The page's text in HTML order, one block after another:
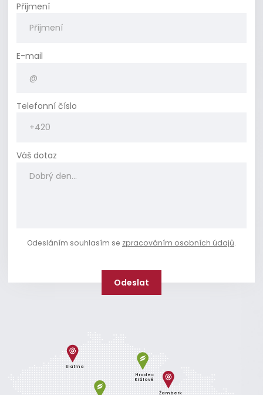
Příjmení
E-mail
Telefonní číslo
Váš dotaz
Odesláním souhlasím se zpracováním osobních údajů.
Slatina
Žamberk
Hradec
Králové